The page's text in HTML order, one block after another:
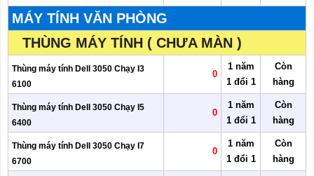
MÁY TÍNH VĂN PHÒNG
THÙNG MÁY TÍNH ( CHƯA MÀN )
Thùng máy tính Dell 3050 Chạy I3
6100
0
1 năm
1 đổi 1
Còn
hàng
Thùng máy tính Dell 3050 Chạy I5
6400
0
1 năm
1 đổi 1
Còn
hàng
Thùng máy tính Dell 3050 Chạy I7
6700
0
1 năm
1 đổi 1
Còn
hàng